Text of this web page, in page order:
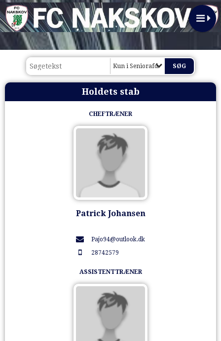
Kun i Seniorafd.
Holdets stab
CHEFTRÆNER
Patrick Johansen
Pajo94@outlook.dk
28742579
ASSISTENTTRÆNER